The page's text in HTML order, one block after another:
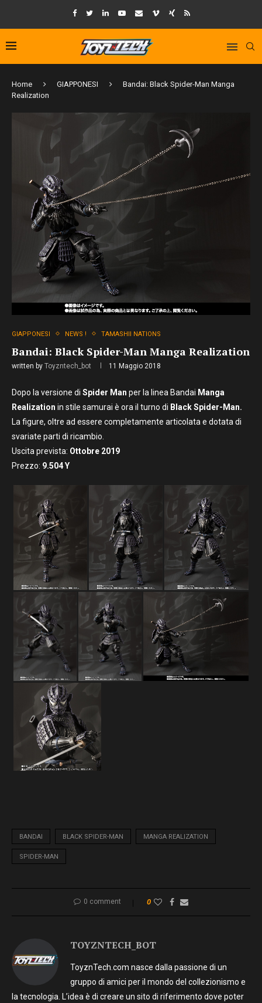
Home GIAPPONESI
Bandai: Black Spider-Man Manga
Realization
GIAPPONESI NEWS ! TAMASHII NATIONS
Bandai: Black Spider-Man Manga Realization
written by Toyzntech_bot 11 Maggio 2018
Dopo la versione di Spider Man per la linea Bandai Manga
Realization in stile samurai è ora il turno di Black Spider-Man.
La figure, oltre ad essere completamente articolata e dotata di
svariate parti di ricambio.
Uscita prevista: Ottobre 2019
Prezzo: 9.504Y
BANDAI BLACK SPIDER-MAN MANGA REALIZATION
SPIDER-MAN
0 comment 0
TOYZNTECH_BOT
ToyznTech.com nasce dalla passione di un
gruppo di amici per il mondo del collezionismo e
la tecnologia. L’idea è di creare un sito di riferimento dove poter